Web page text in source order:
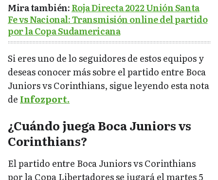
Mira también:Roja Directa 2022 Unión Santa
Fe vs Nacional: Transmisión online del partido
por la Copa Sudamericana
Si eres uno de lo seguidores de estos equipos y
deseas conocer más sobre el partido entre Boca
Juniors vs Corinthians, sigue leyendo esta nota
de Infozport.
¿Cuándo juega Boca Juniors vs
Corinthians?
El partido entre Boca Juniors vs Corinthians
por la Copa Libertadores se jugará el martes 5